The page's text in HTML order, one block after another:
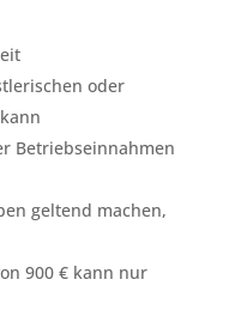
oder
Betriebseinnahmen
geltend machen,
900 € kann nur